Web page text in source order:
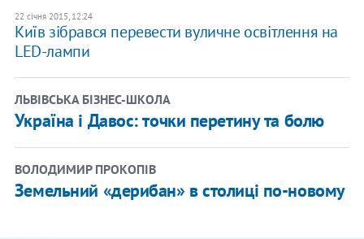
22 січня 2015, 12:24
Київ зібрався перевести вуличне освітлення на
LED-лампи
ЛЬВІВСЬКА БІЗНЕС-ШКОЛА
Україна і Давос: точки перетину та болю
ВОЛОДИМИР ПРОКОПІВ
Земельний «дерибан» в столиці по-новому